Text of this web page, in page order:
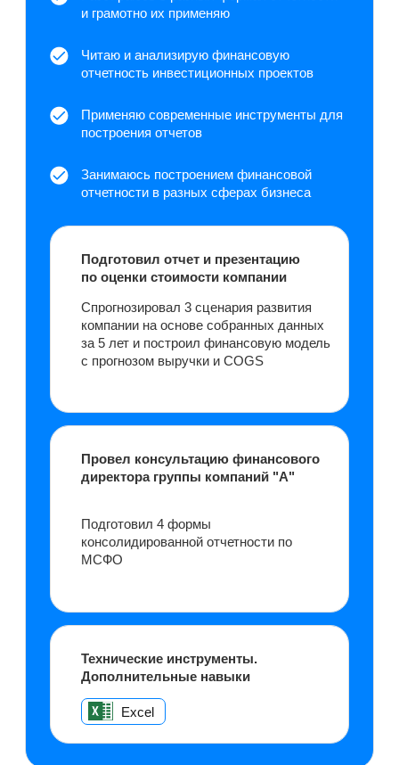
Технические инструменты.
Excel
В основе курса — практика
На видео указан пример, где разбираем
три формы отчётности и связь между
ними. Рассматриваем казначейские
акции